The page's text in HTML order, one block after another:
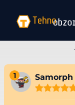
1 Samorph